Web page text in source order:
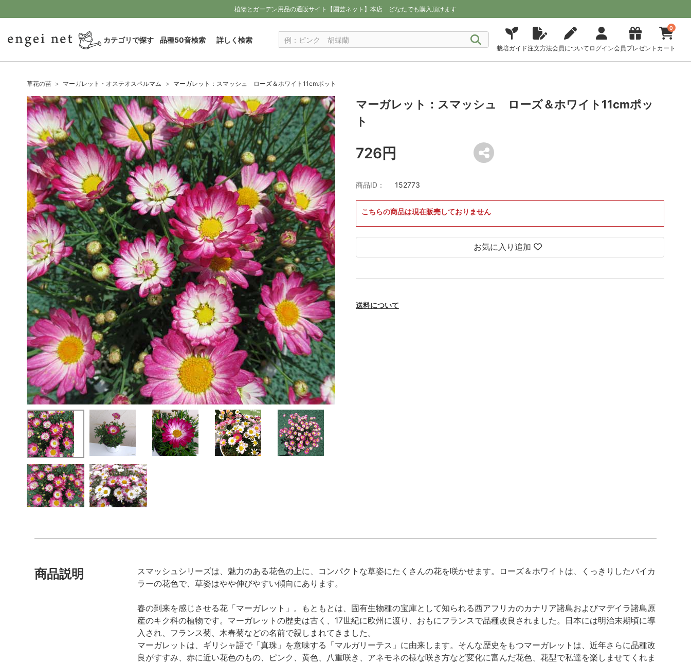
植物とガーデン用品の通販サイト【園芸ネット】本店 どなたでも購入頂けます
カテゴリで探す 品種50音検索 詳しく検索
栽培ガイド注文方法会員について ログイン会員プレゼント
0
カート
草花の苗 マーガレット・オステオスペルマム マーガレット：スマッシュ ローズ＆ホワイト11cmポット
マーガレット：スマッシュ ローズ＆ホワイト11cmポッ
ト
726円
商品ID： 152773
こちらの商品は現在販売しておりません
お気に入り追加
送料について
商品説明
スマッシュシリーズは、魅力のある花色の上に、コンパクトな草姿にたくさんの花を咲かせます。ローズ＆ホワイトは、くっきりしたバイカ
ラーの花色で、草姿はやや伸びやすい傾向にあります。
春の到来を感じさせる花「マーガレット」。もともとは、固有生物種の宝庫として知られる西アフリカのカナリア諸島およびマデイラ諸島原
産のキク科の植物です。マーガレットの歴史は古く、17世紀に欧州に渡り、おもにフランスで品種改良されました。日本には明治末期頃に導
入され、フランス菊、木春菊などの名前で親しまれてきました。
マーガレットは、ギリシャ語で「真珠」を意味する「マルガリーテス」に由来します。そんな歴史をもつマーガレットは、近年さらに品種改
良がすすみ、赤に近い花色のもの、ピンク、黄色、八重咲き、アネモネの様な咲き方など変化に富んだ花色、花型で私達を楽しませてくれま